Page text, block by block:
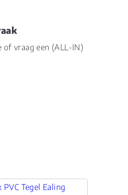
of vraag een (ALL-IN)